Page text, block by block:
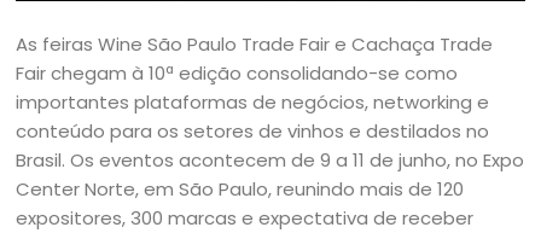
As feiras Wine São Paulo Trade Fair e Cachaça Trade
Fair chegam à 10ª edição consolidando-se como
importantes plataformas de negócios, networking e
conteúdo para os setores de vinhos e destilados no
Brasil. Os eventos acontecem de 9 a 11 de junho, no Expo
Center Norte, em São Paulo, reunindo mais de 120
expositores, 300 marcas e expectativa de receber